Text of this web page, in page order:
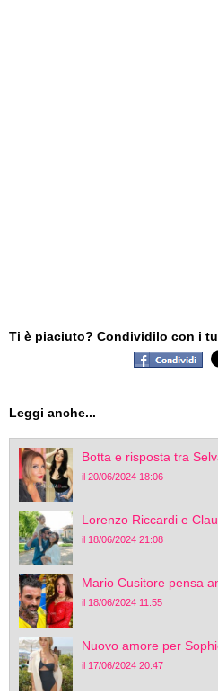
Ti è piaciuto? Condividilo con i
Leggi anche...
Botta e risposta tra
il 20/06/2024 18:06
Lorenzo Riccardi e
il 18/06/2024 21:08
Mario Cusitore pensa
il 18/06/2024 11:55
Nuovo amore per
il 17/06/2024 20:47